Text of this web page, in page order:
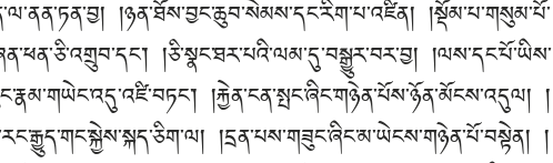
།ཉན་ཐོས་བྱང་ཆུབ་སེམས་དང་རིག་པ་འཛིན། །སྡོམ་པ་གསུམ་པོ་
།ཅི་སྣང་ཐར་པའི་ལམ་དུ་བསྒྱུར་བར་བྱ། །ལས་དང་པོ་ཡིས་
།རྐྱེན་ངན་སྤང་ཞིང་གཉེན་པོས་ཉོན་མོངས་འདུལ། །
།དྲན་པས་གཟུང་ཞིང་མ་ཡེངས་གཉེན་པོ་བསྟེན། །